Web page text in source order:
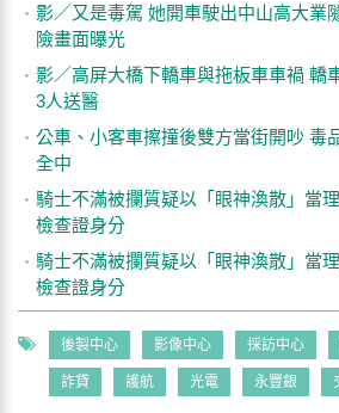
影／又是毒駕 她開車駛出中山高大業
險畫面曝光
影／高屏大橋下轎車與拖板車車禍 轎
3人送醫
公車、小客車擦撞後雙方當街開吵 毒
全中
騎士不滿被攔質疑以「眼神渙散」當
檢查證身分
騎士不滿被攔質疑以「眼神渙散」當
檢查證身分
後製中心 影像中心 採訪中心
詐貸 護航 光電 永豐銀